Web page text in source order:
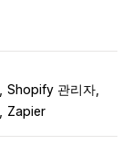
Shopify 관리자
Zapier